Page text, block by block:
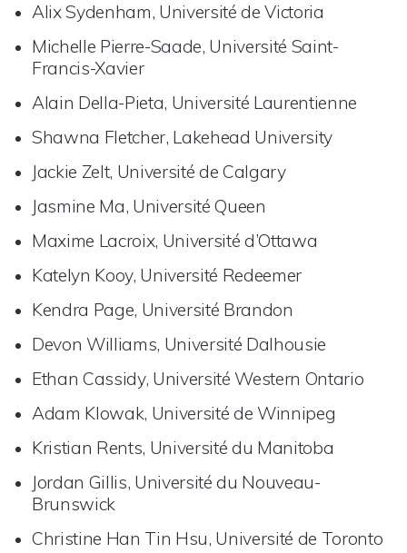
Alix Sydenham, Université de Victoria
Michelle Pierre-Saade, Université Saint-
Francis-Xavier
Alain Della-Pieta, Université Laurentienne
Shawna Fletcher, Lakehead University
Jackie Zelt, Université de Calgary
Jasmine Ma, Université Queen
Maxime Lacroix, Université d’Ottawa
Katelyn Kooy, Université Redeemer
Kendra Page, Université Brandon
Devon Williams, Université Dalhousie
Ethan Cassidy, Université Western Ontario
Adam Klowak, Université de Winnipeg
Kristian Rents, Université du Manitoba
Jordan Gillis, Université du Nouveau-
Brunswick
Christine Han Tin Hsu, Université de Toronto